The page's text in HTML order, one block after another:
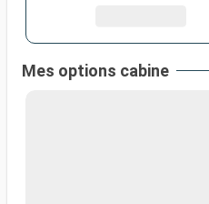
Mes options cabine